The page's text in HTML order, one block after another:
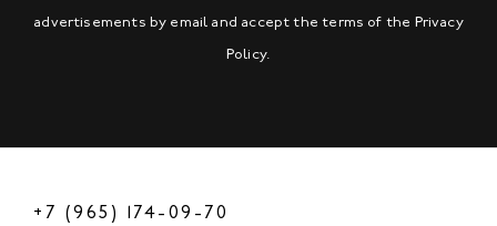
advertisements by email and accept the terms of the Privacy
Policy.
+7 (965) 174-09-70